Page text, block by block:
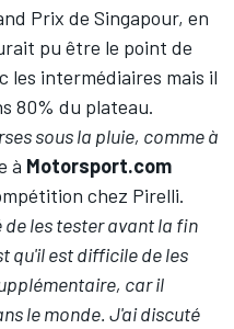
Prix de Singapour, en
pu être le point de
les intermédiaires mais il
80% du plateau.
sous la pluie, comme à
à Motorsport.com
chez Pirelli.
les tester avant la fin
qu'il est difficile de les
car il
le monde. J'ai discuté